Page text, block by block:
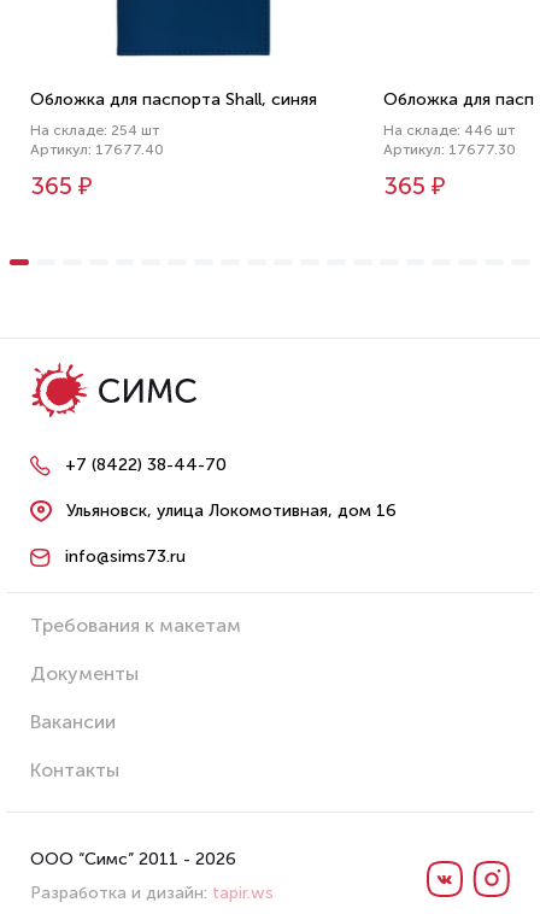
Обложка для паспорта Shall, синяя
На складе: 254 шт
Артикул: 17677.40
365 ₽
Обложка для
На складе: 446 шт
Артикул: 17677.30
365 ₽
+7 (8422) 38-44-70
Ульяновск, улица Локомотивная, дом 16
info@sims73.ru
ООО “Симс” 2011 - 2026
Требования к макетам
Документы
Вакансии
Контакты
Разработка и дизайн: tapir.ws